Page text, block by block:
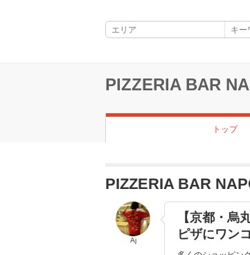
PIZZERIA BAR
トップ
PIZZERIA BAR
Aj
【京都・烏
ピザにワン